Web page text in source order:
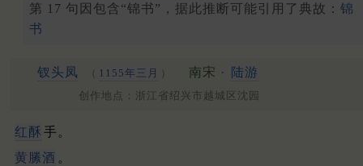
第 17 句因包含“锦书”，据此推断可能引用了典故： 锦
书
钗头凤 （ 1155年三月 ） 南宋 · 陆游
创作地点：浙江省绍兴市越城区沈园
红酥 手。
黄縢酒 。